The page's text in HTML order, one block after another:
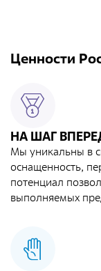
Ценности
НА ШАГ
Мы уникальны в
оснащенность,
потенциал
выполняемых
Окончательные
Онлайн-
СМИ о нас
Контакты
Обратная связь